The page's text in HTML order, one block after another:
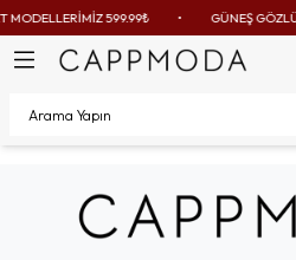
MODELLERİMİZ 599.99₺ GÜNEŞ